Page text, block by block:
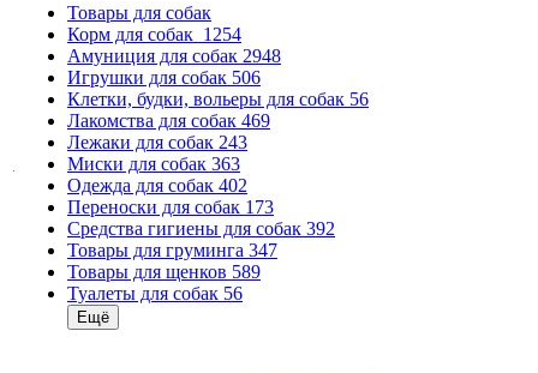
Товары для собак
Корм для собак 1254
Амуниция для собак 2948
Игрушки для собак 506
Клетки, будки, вольеры для собак 56
Лакомства для собак 469
Лежаки для собак 243
Миски для собак 363
Одежда для собак 402
Переноски для собак 173
Средства гигиены для собак 392
Товары для груминга 347
Товары для щенков 589
Туалеты для собак 56
Ещё